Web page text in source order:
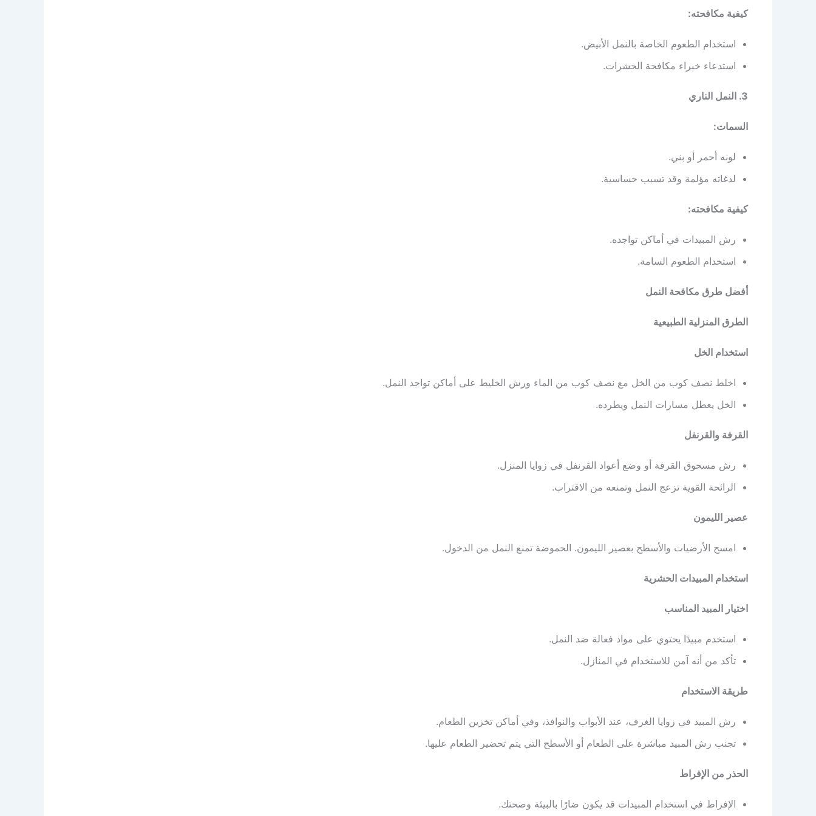
كيفية مكافحته:
استخدام الطعوم الخاصة بالنمل الأبيض.
استدعاء خبراء مكافحة الحشرات.
3. النمل الناري
السمات:
لونه أحمر أو بني.
لدغاته مؤلمة وقد تسبب حساسية.
كيفية مكافحته:
رش المبيدات في أماكن تواجده.
استخدام الطعوم السامة.
أفضل طرق مكافحة النمل
الطرق المنزلية الطبيعية
استخدام الخل
اخلط نصف كوب من الخل مع نصف كوب من الماء ورش الخليط على أماكن تواجد النمل.
الخل يعطل مسارات النمل ويطرده.
القرفة والقرنفل
رش مسحوق القرفة أو وضع أعواد القرنفل في زوايا المنزل.
الرائحة القوية تزعج النمل وتمنعه من الاقتراب.
عصير الليمون
امسح الأرضيات والأسطح بعصير الليمون. الحموضة تمنع النمل من الدخول.
استخدام المبيدات الحشرية
اختيار المبيد المناسب
استخدم مبيدًا يحتوي على مواد فعالة ضد النمل.
تأكد من أنه آمن للاستخدام في المنازل.
طريقة الاستخدام
رش المبيد في زوايا الغرف، عند الأبواب والنوافذ، وفي أماكن تخزين الطعام.
تجنب رش المبيد مباشرة على الطعام أو الأسطح التي يتم تحضير الطعام عليها.
الحذر من الإفراط
الإفراط في استخدام المبيدات قد يكون ضارًا بالبيئة وصحتك.